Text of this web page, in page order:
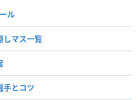
ル
しマス一覧
手とコツ